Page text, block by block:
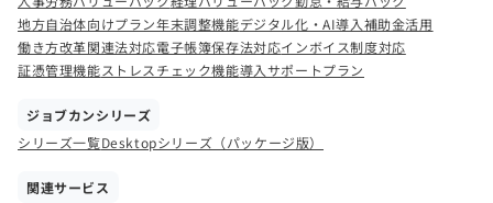
地方自治体向けプラン年末調整機能デジタル化・AI導入補助金活用
働き方改革関連法対応電子帳簿保存法対応インボイス制度対応
証憑管理機能ストレスチェック機能導入サポートプラン
ジョブカンシリーズ
シリーズ一覧Desktopシリーズ（パッケージ版）
関連サービス